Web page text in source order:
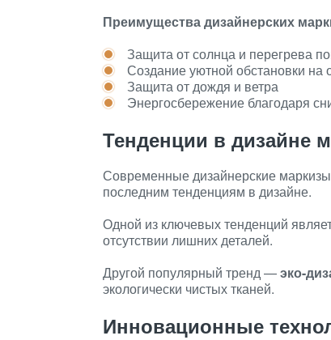
Преимущества дизайнерских
Защита от солнца и перегрева
Создание уютной обстановки на
Защита от дождя и ветра
Энергосбережение благодаря
Тенденции в дизайне
Современные дизайнерские маркизы
последним тенденциям в дизайне.
Одной из ключевых тенденций
отсутствии лишних деталей.
Другой популярный тренд —эко-
экологически чистых тканей.
Инновационные